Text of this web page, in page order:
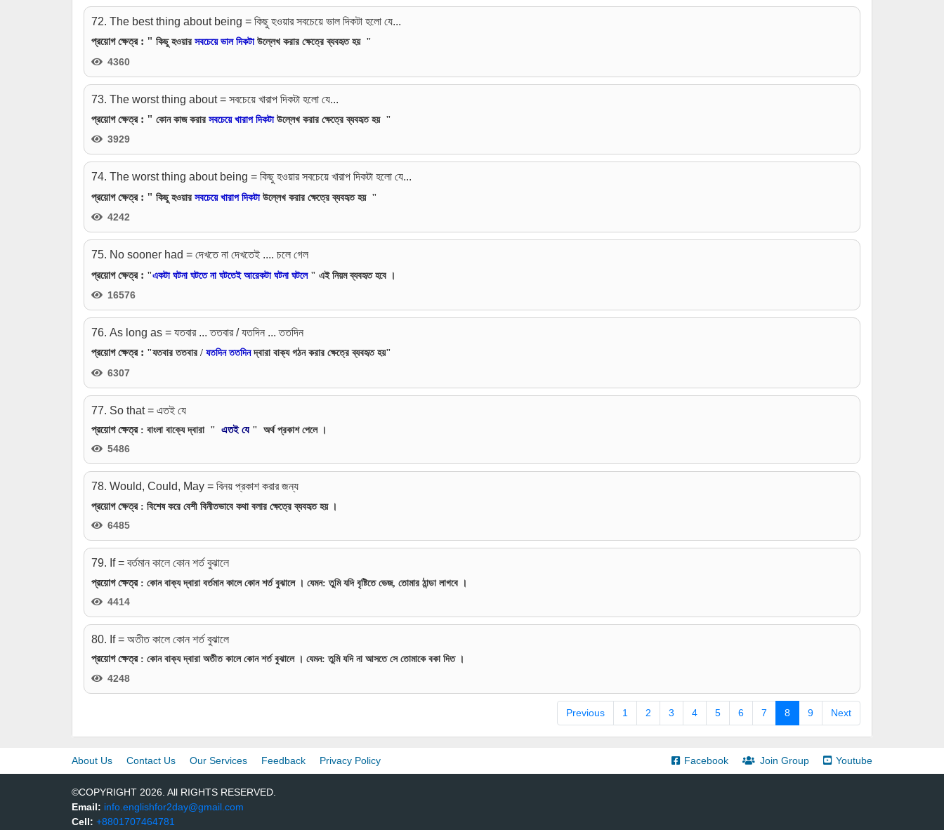
72. The best thing about being = কিছু হওয়ার সবচেয়ে ভাল দিকটা হলো যে...
প্রয়োগ ক্ষেত্র: " কিছু হওয়ার সবচেয়ে ভাল দিকটাউল্লেখ করার ক্ষেত্রে ব্যবহৃত হয় "
4360
73. The worst thing about = সবচেয়ে খারাপ দিকটা হলো যে...
প্রয়োগ ক্ষেত্র: " কোন কাজ করার সবচেয়ে খারাপ দিকটাউল্লেখ করার ক্ষেত্রে ব্যবহৃত হয় "
3929
74. The worst thing about being = কিছু হওয়ার সবচেয়ে খারাপ দিকটা হলো যে...
প্রয়োগ ক্ষেত্র: " কিছু হওয়ার সবচেয়ে খারাপ দিকটাউল্লেখ করার ক্ষেত্রে ব্যবহৃত হয় "
4242
75. No sooner had = দেখতে না দেখতেই .... চলে গেল
প্রয়োগ ক্ষেত্র: "একটা ঘটনা ঘটতে না ঘটতেই আরেকটা ঘটনা ঘটলে " এই নিয়ম ব্যবহৃত হবে ।
16576
76. As long as = যতবার ... ততবার / যতদিন ... ততদিন
প্রয়োগ ক্ষেত্র: "যতবার ততবার / যতদিন ততদিনদ্বারা বাক্য গঠন করার ক্ষেত্রে ব্যবহৃত হয়"
6307
77. So that = এতই যে
প্রয়োগ ক্ষেত্র: বাংলা বাক্যে দ্বারা " এতই যে " অর্থ প্রকাশ পেলে ।
5486
78. Would, Could, May = বিনয় প্রকাশ করার জন্য
প্রয়োগ ক্ষেত্র: বিশেষ করে বেশী বিনীতভাবে কথা বলার ক্ষেত্রে ব্যবহৃত হয় ।
6485
79. If = বর্তমান কালে কোন শর্ত বুঝালে
প্রয়োগ ক্ষেত্র: কোন বাক্য দ্বারা বর্তমান কালে কোন শর্ত বুঝালে । যেমন: তুমি যদি বৃষ্টিতে ভেজ, তোমার ঠান্ডা লাগবে ।
4414
80. If = অতীত কালে কোন শর্ত বুঝালে
প্রয়োগ ক্ষেত্র: কোন বাক্য দ্বারা অতীত কালে কোন শর্ত বুঝালে । যেমন: তুমি যদি না আসতে সে তোমাকে বকা দিত ।
4248
Previous 1 2 3 4 5 6 7 8 9 Next
About Us Contact Us Our Services Feedback Privacy Policy Facebook Join Group Youtube
©COPYRIGHT 2026. All RIGHTS RESERVED.
Email: info.englishfor2day@gmail.com
Cell: +8801707464781